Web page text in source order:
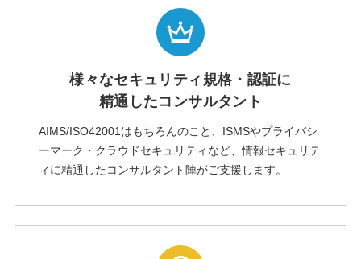
様々なセキュリティ規格・認証に
精通したコンサルタント
AIMS/ISO42001はもちろんのこと、ISMSやプライバシ
ーマーク・クラウドセキュリティなど、情報セキュリテ
ィに精通したコンサルタント陣がご支援します。